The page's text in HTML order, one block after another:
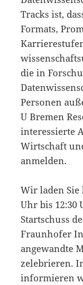
Tracks ist,
Formats,
die in
Personen
U Bremen
interessierte
Wirtschaft
anmelden.
Wir laden Sie
Uhr bis 12:30
Startschuss
Fraunhofer
angewandte
zelebrieren.
informieren